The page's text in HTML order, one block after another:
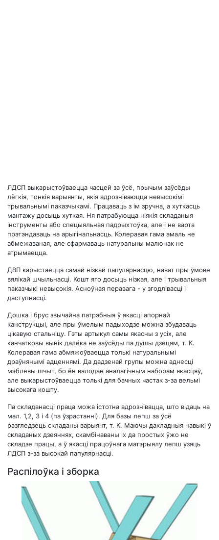
ЛДСП выкарыстоўваецца часцей за ўсё, прычым заўсёды
лёгкія, тонкія варыянты, якія адрозніваюцца невысокімі
трывальнымі паказчыкамі. Працаваць з ім зручна, а хуткасць
мантажу досыць хуткая. Ня патрабуюцца ніякія складаныя
інструменты або спецыяльная падрыхтоўка, але і не варта
прэтэндаваць на арыгінальнасць. Колеравая гама амаль не
абмежаваная, але сфармаваць натуральны малюнак не
атрымаецца.
ДВП карыстаецца самай нізкай папулярнасцю, нават пры ўмове
вялікай шчыльнасці. Кошт яго досыць нізкая, але і трывальныя
паказчыкі невысокія. Асноўная перавага - у згодлівасці і
даступнасці.
Дошка і брус звычайна патрэбныя ў якасці апорнай
канструкцыі, але пры ўмелым падыходзе можна збудаваць
цікавую стальніцу. Гэты артыкул самы якасны з усіх, але
канчатковы вынік далёка не заўсёды па душы дзецям, т. К.
Колеравая гама абмяжоўваецца толькі натуральнымі
драўнянымі адценнямі. Да дадзенай групы можна аднесці
мэблевы шчыт, бо ён валодае аналагічным наборам якасцяў,
але выкарыстоўваецца толькі для бачных частак з-за вельмі
высокага кошту.
Па складанасці праца можа істотна адрознівацца, што відаць на
мал. 1,2, 3 і 4 (па ўзрастанні). Для базы лепш за ўсё
разгледзець складаны варыянт, т. К. Маючы дакладныя навыкі ў
складаных дзеяннях, скамбінаваны іх да простых ўжо не
складзе працы, а ў якасці працоўнага матэрыялу лепш узяць
ЛДСП з-за высокай папулярнасці.
Распілоўка і зборка